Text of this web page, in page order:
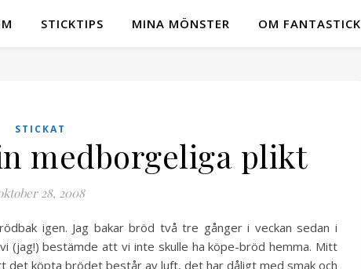
STICKTIPS MINA MÖNSTER OM FANTASTICK
STICKAT
medborgeliga plikt
28, 2008
igen. Jag bakar bröd två tre gånger i veckan sedan i
(jag!) bestämde att vi inte skulle ha köpe-bröd hemma. Mitt
det köpta brödet består av luft, det har dåligt med smak och